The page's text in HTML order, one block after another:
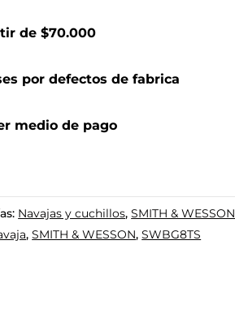
de $70.000
por defectos de fabrica
medio de pago
Navajas y cuchillos,SMITH & WESSON
,SMITH & WESSON,SWBG8TS